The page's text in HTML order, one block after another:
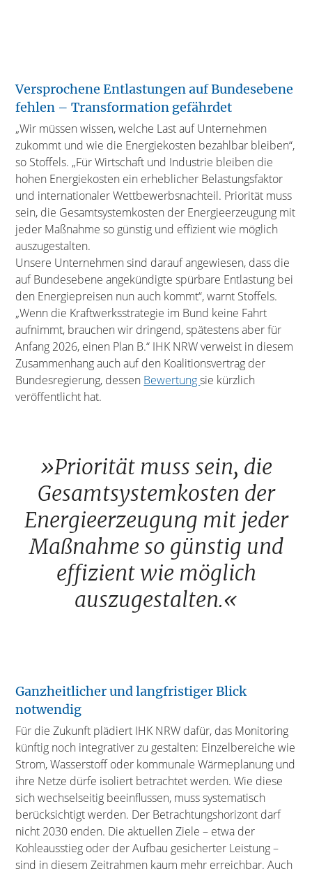
Versprochene Entlastungen auf Bundesebene
fehlen – Transformation gefährdet
„Wir müssen wissen, welche Last auf Unternehmen
zukommt und wie die Energiekosten bezahlbar bleiben“,
so Stoffels. „Für Wirtschaft und Industrie bleiben die
hohen Energiekosten ein erheblicher Belastungsfaktor
und internationaler Wettbewerbsnachteil. Priorität muss
sein, die Gesamtsystemkosten der Energieerzeugung mit
jeder Maßnahme so günstig und effizient wie möglich
auszugestalten.
Unsere Unternehmen sind darauf angewiesen, dass die
auf Bundesebene angekündigte spürbare Entlastung bei
den Energiepreisen nun auch kommt“, warnt Stoffels.
„Wenn die Kraftwerksstrategie im Bund keine Fahrt
aufnimmt, brauchen wir dringend, spätestens aber für
Anfang 2026, einen Plan B.“ IHK NRW verweist in diesem
Zusammenhang auch auf den Koalitionsvertrag der
Bundesregierung, dessen Bewertungsie kürzlich
veröffentlicht hat.
»Priorität muss sein, die
Gesamtsystemkosten der
Energieerzeugung mit jeder
Maßnahme so günstig und
effizient wie möglich
auszugestalten.«
Ganzheitlicher und langfristiger Blick
notwendig
Für die Zukunft plädiert IHK NRW dafür, das Monitoring
künftig noch integrativer zu gestalten: Einzelbereiche wie
Strom, Wasserstoff oder kommunale Wärmeplanung und
ihre Netze dürfe isoliert betrachtet werden. Wie diese
sich wechselseitig beeinflussen, muss systematisch
berücksichtigt werden. Der Betrachtungshorizont darf
nicht 2030 enden. Die aktuellen Ziele – etwa der
Kohleausstieg oder der Aufbau gesicherter Leistung –
sind in diesem Zeitrahmen kaum mehr erreichbar. Auch